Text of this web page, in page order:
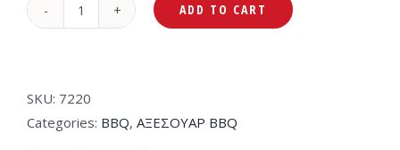
Weber
Mini
-
ADD TO CART
SKU: 7220
Categories: BBQ, ΑΞΕΣΟΥΑΡ BBQ